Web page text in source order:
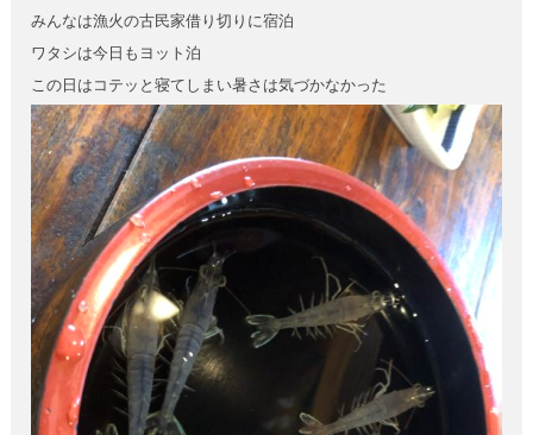
みんなは漁火の古民家借り切りに宿泊
ワタシは今日もヨット泊
この日はコテッと寝てしまい暑さは気づかなかった